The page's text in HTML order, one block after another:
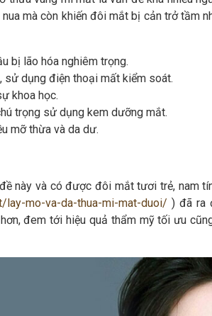
mà còn khiến đôi mắt bị cản trở tầm
bị lão hóa nghiêm trọng.
sử dụng điện thoại mất kiểm soát.
khoa học.
trọng sử dụng kem dưỡng mắt.
mỡ thừa và da dư.
này và có được đôi mắt tươi trẻ, nam
lay-mo-va-da-thua-mi-mat-duoi/ ) đã ra
đem tới hiệu quả thẩm mỹ tối ưu